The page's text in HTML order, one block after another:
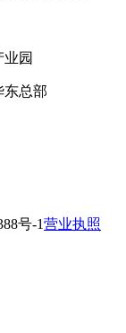
园
东总部
号-1营业执照